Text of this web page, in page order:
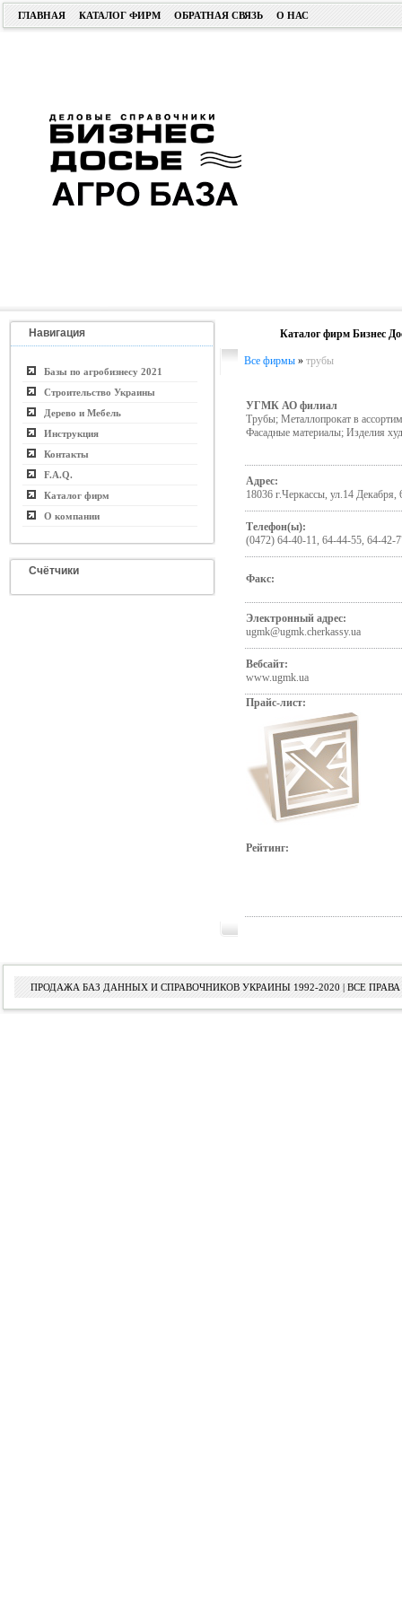
ГЛАВНАЯ КАТАЛОГ ФИРМ ОБРАТНАЯ СВЯЗЬ О НАС
Навигация
Базы по агробизнесу 2021
Строительство Украины
Дерево и Мебель
Инструкция
Контакты
F.A.Q.
Каталог фирм
О компании
Счётчики
Каталог фирм Бизнес
Все фирмы » трубы
УГМК АО филиал
Трубы; Металлопрокат в
Фасадные материалы; Изделия
Адрес:
18036 г.Черкассы, ул.14 Декабря,
Телефон(ы):
(0472) 64-40-11, 64-44-55, 64-42-
Факс:
Электронный адрес:
ugmk@ugmk.cherkassy.ua
Вебсайт:
www.ugmk.ua
Прайс-лист:
Рейтинг:
ПРОДАЖА БАЗ ДАННЫХ И СПРАВОЧНИКОВ УКРАИНЫ 1992-2020 | ВСЕ